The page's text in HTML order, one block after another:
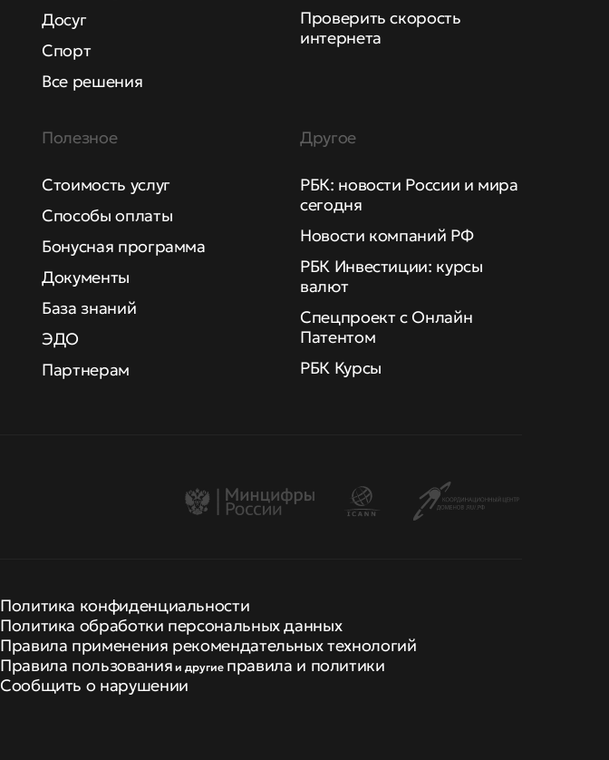
Досуг
Спорт
Все решения
Проверить скорость
интернета
Полезное
Стоимость услуг
Способы оплаты
Бонусная программа
Документы
База знаний
ЭДО
Партнерам
Другое
РБК: новости России и мира
сегодня
Новости компаний РФ
РБК Инвестиции: курсы
валют
Спецпроект с Онлайн
Патентом
РБК Курсы
Политика конфиденциальности
Политика обработки персональных данных
Правила применения рекомендательных технологий
Правила пользования и другие правила и политики
Сообщить о нарушении